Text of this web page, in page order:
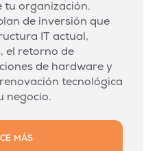
tu organización.
de inversión que
IT actual,
el retorno de
de hardware y
tecnológica
negocio.
MÁS